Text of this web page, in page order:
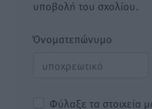
υποβολή του σχολίου.
Όνοματεπώνυμο
Φύλαξε τα στοιχεία